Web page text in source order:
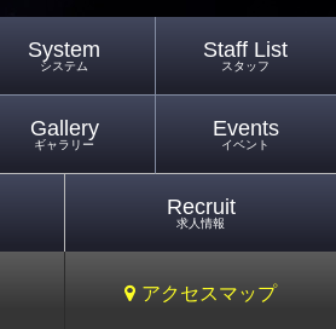
System
システム
Staff List
スタッフ
Gallery
ギャラリー
Events
イベント
Recruit
求人情報
アクセスマップ